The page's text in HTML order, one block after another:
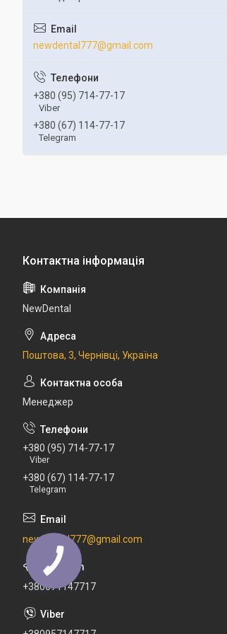
newdental777@gmail.com
+380 (95) 714-77-17
Viber
+380 (67) 114-77-17
Telegram
NewDental
Поштова, 3, Чернівці, Україна
Менеджер
+380 (95) 714-77-17
Viber
+380 (67) 114-77-17
Telegram
newdental777@gmail.com
+380671147717